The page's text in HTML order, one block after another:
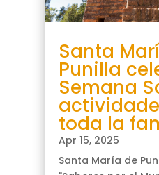
Santa
Punilla
Semana
toda la
Apr 15, 2025
Santa María de